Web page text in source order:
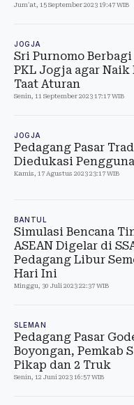
Jum'at, 15 September 2023 19:47 WIB
JOGJA
Sri Purnomo
PKL Jogja agar Naik
Taat Aturan
Senin, 11 September 2023 17:17 WIB
JOGJA
Pedagang Pasar
Diedukasi
Kamis, 17 Agustus 2023 23:17 WIB
BANTUL
Simulasi Bencana
ASEAN Digelar di
Pedagang Libur
Hari Ini
Minggu, 30 Juli 2023 22:37 WIB
SLEMAN
Pedagang Pasar
Boyongan, Pemkab
Pikap dan 2 Truk
Senin, 12 Juni 2023 16:57 WIB